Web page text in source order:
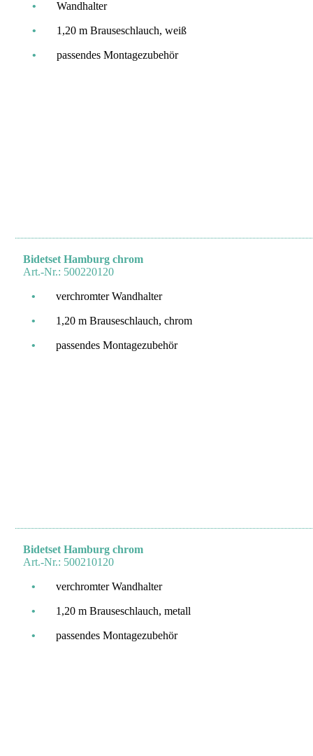
• Wandhalter
• 1,20 m Brauseschlauch, weiß
• passendes Montagezubehör
Bidetset Hamburg chrom
Art.-Nr.: 500220120
• verchromter Wandhalter
• 1,20 m Brauseschlauch, chrom
• passendes Montagezubehör
Bidetset Hamburg chrom
Art.-Nr.: 500210120
• verchromter Wandhalter
• 1,20 m Brauseschlauch, metall
• passendes Montagezubehör